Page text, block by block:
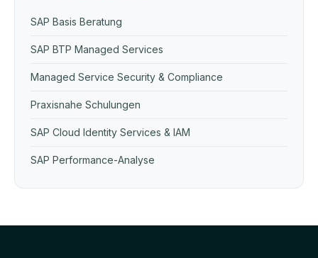
SAP Basis Beratung
SAP BTP Managed Services
Managed Service Security & Compliance
Praxisnahe Schulungen
SAP Cloud Identity Services & IAM
SAP Performance-Analyse